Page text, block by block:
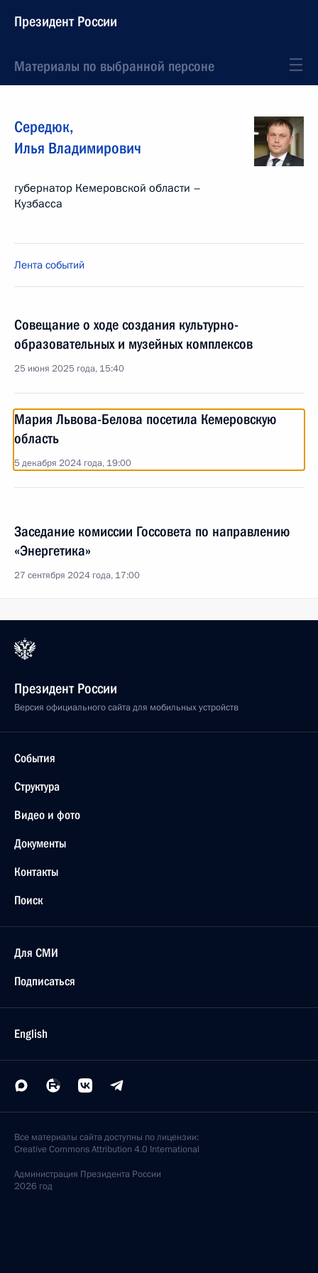
Президент России
Материалы по выбранной персоне
Середюк,
Илья Владимирович
губернатор Кемеровской области –
Кузбасса
Лента событий
Совещание о ходе создания культурно-
образовательных и музейных комплексов
25 июня 2025 года, 15:40
Мария Львова-Белова посетила Кемеровскую
область
5 декабря 2024 года, 19:00
Заседание комиссии Госсовета по направлению
«Энергетика»
27 сентября 2024 года, 17:00
Президент России
Версия официального сайта для мобильных устройств
События
Структура
Видео и фото
Документы
Контакты
Поиск
Для СМИ
Подписаться
English
Все материалы сайта доступны по лицензии:
Creative Commons Attribution 4.0 International
Администрация Президента России
2026 год